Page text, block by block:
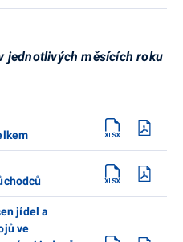
jednotlivých měsících roku
jídel a
ve